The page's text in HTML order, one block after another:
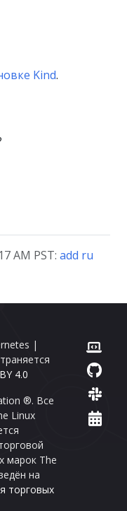
Kind.
AM PST: add ru
|
4.0
®. Все
Linux
марок The
на
торговых